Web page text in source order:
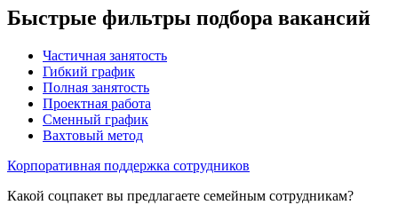
Быстрые фильтры подбора вакансий
Частичная занятость
Гибкий график
Полная занятость
Проектная работа
Сменный график
Вахтовый метод
Корпоративная поддержка сотрудников
Какой соцпакет вы предлагаете семейным сотрудникам?